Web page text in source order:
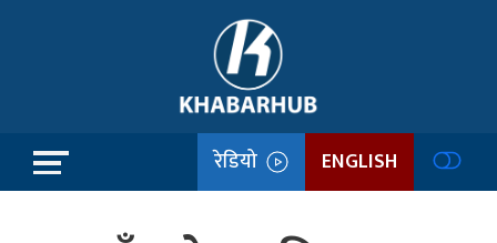
रेडियो ENGLISH